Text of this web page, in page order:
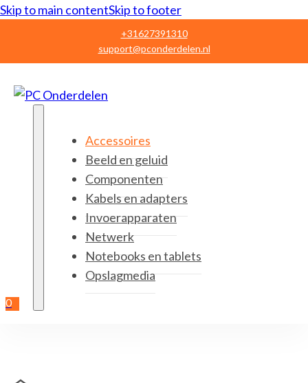
Skip to main contentSkip to footer
+31627391310
support@pconderdelen.nl
0
Accessoires
Beeld en geluid
Componenten
Kabels en adapters
Invoerapparaten
Netwerk
Notebooks en tablets
Opslagmedia